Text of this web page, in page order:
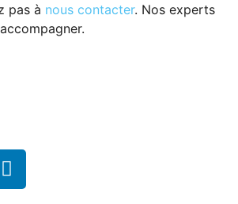
pas à nous contacter. Nos experts